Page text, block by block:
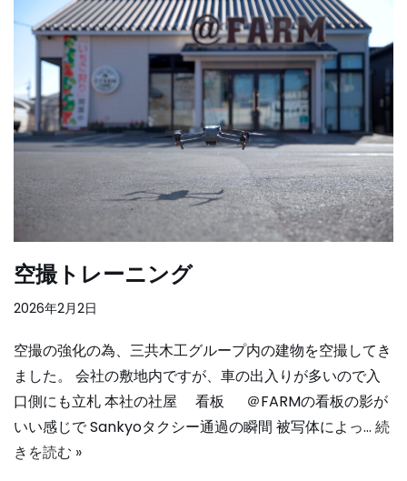
空撮トレーニング
2026年2月2日
空撮の強化の為、三共木工グループ内の建物を空撮してき
ました。 会社の敷地内ですが、車の出入りが多いので入
口側にも立札 本社の社屋 看板 ＠FARMの看板の影が
いい感じで Sankyoタクシー通過の瞬間 被写体によっ… 続
きを読む »